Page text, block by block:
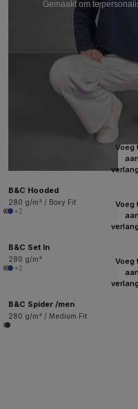
Gemaakt om te
Voeg
aan
B&C Hooded
280 g/m² / Boxy Fit
+2
Voeg
aan
B&C Set In
280 g/m²
+2
Voeg
aan
B&C Spider /men
280 g/m² / Medium Fit